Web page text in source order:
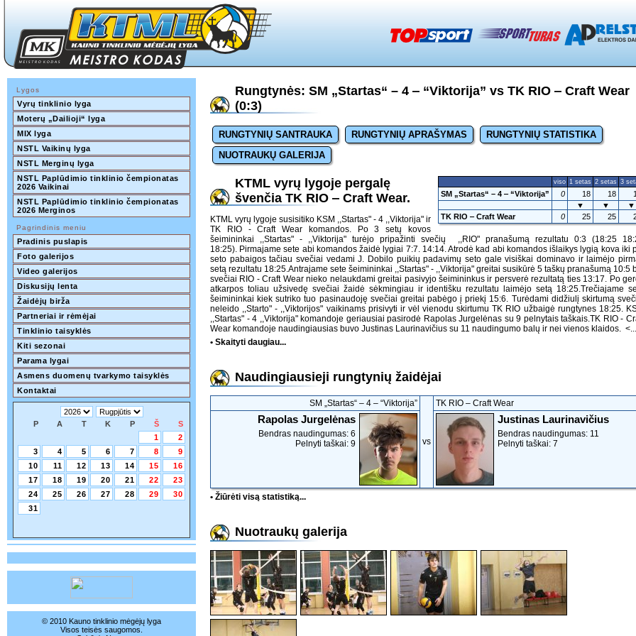
Lygos
Vyrų tinklinio lyga
Moterų „Dailioji“ lyga
MIX lyga
NSTL Vaikinų lyga
NSTL Merginų lyga
NSTL Paplūdimio tinklinio čempionatas
2026 Vaikinai
NSTL Paplūdimio tinklinio čempionatas
2026 Merginos
Pagrindinis meniu
Pradinis puslapis
Foto galerijos
Video galerijos
Diskusijų lenta
Žaidėjų birža
Partneriai ir rėmėjai
Tinklinio taisyklės
Kiti sezonai
Parama lygai
Asmens duomenų tvarkymo taisyklės
Kontaktai
P A T K P Š
S
1
2
3
4 5 6 7 8
9
10
11 12 13 14 15
16
17
18 19 20 21 22
23
24
25 26 27 28 29
30
31
© 2010 Kauno tinklinio mėgėjų lyga
Visos teisės saugomos.
Rungtynės: SM „Startas“ – 4 ‒ “Viktorija” vs TK RIO ‒ Craft Wear
(0:3)
RUNGTYNIŲ SANTRAUKA RUNGTYNIŲ APRAŠYMAS
RUNGTYNIŲ STATISTIKA
NUOTRAUKŲ GALERIJA
viso 1 setas 2 setas 3
SM „Startas“ – 4 ‒ “Viktorija” 0 18 18
▼
▼
▼
TK RIO ‒ Craft Wear
0 25 25
KTML vyrų lygoje pergalę
švenčia TK RIO ‒ Craft Wear.
KTML vyrų lygoje susisitiko KSM ,,Startas" - 4 ,,Viktorija" ir
TK RIO - Craft Wear komandos. Po 3 setų kovos
šeimininkai ,,Startas" - ,,Viktorija" turėjo pripažinti svečių ,,RIO" pranašumą rezultatu 0:3 (18:25
18:25). Pirmajame sete abi komandos žaidė lygiai 7:7. 14:14. Atrodė kad abi komandos išlaikys lygią kova iki
seto pabaigos tačiau svečiai vedami J. Dobilo puikių padavimų seto gale visiškai dominavo ir laimėjo
setą rezultatu 18:25.Antrajame sete šeimininkai ,,Startas" - ,,Viktorija" greitai susikūrė 5 taškų pranašumą 10:5
svečiai RIO - Craft Wear nieko nelaukdami greitai pasivyjo šeimininkus ir persverė rezultatą ties 13:17. Po
atkarpos toliau užsivedę svečiai žaidė sėkmingiau ir identišku rezultatu laimėjo setą 18:25.Trečiajame
šeimininkai kiek sutriko tuo pasinaudoję svečiai greitai pabėgo į priekį 15:6. Turėdami didžiulį skirtumą
neleido ,,Starto" - ,,Viktorijos" vaikinams prisivyti ir vėl vienodu skirtumu TK RIO užbaigė rungtynes 18:25.
,,Startas" - 4 ,,Viktorija" komandoje geriausiai pasirodė Rapolas Jurgelėnas su 9 pelnytais taškais.TK RIO -
Wear komandoje naudingiausias buvo Justinas Laurinavičius su 11 naudingumo balų ir nei vienos klaidos.
• Skaityti daugiau...
Naudingiausieji rungtynių žaidėjai
SM „Startas“ – 4 ‒ “Viktorija”
vs
TK RIO ‒ Craft Wear
Rapolas Jurgelėnas
Bendras naudingumas: 6
Pelnyti taškai: 9
Justinas Laurinavičius
Bendras naudingumas: 11
Pelnyti taškai: 7
• Žiūrėti visą statistiką...
Nuotraukų galerija